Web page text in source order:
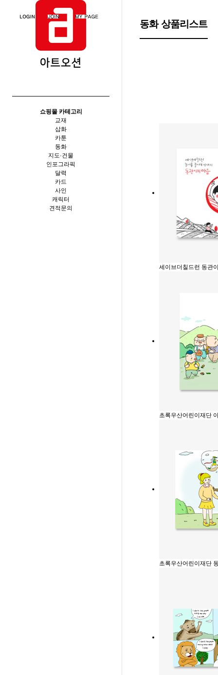
쇼핑몰 카테고리
교재
삽화
카툰
동화
지도·건물
인포그라픽
달력
카드
사인
캐릭터
견적문의
동화 상품리스트
세이브더칠드런 동관
초록우산어린이재단
초록우산어린이재단